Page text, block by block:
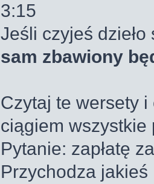
3:15
Jeśli czyjeś
sam zbawiony
Czytaj te wersety
ciągiem wszystkie
Pytanie: zapłatę
Przychodza